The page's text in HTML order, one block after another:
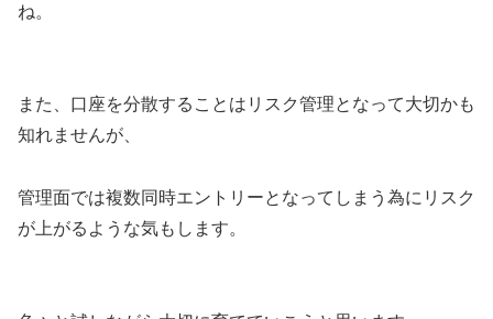
ね。
また、口座を分散することはリスク管理となって大切かも
知れませんが、
管理面では複数同時エントリーとなってしまう為にリスク
が上がるような気もします。